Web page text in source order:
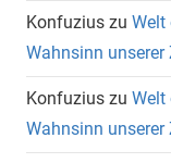
Konfuzius zu Welt
Wahnsinn unserer
Konfuzius zu Welt
Wahnsinn unserer